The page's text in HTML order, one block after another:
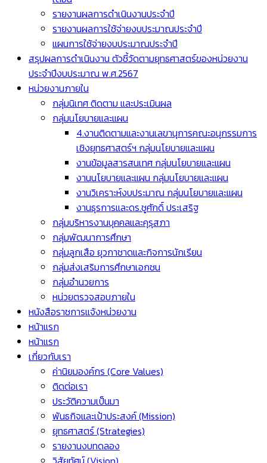
รายงานผลการดำเนินงานประจำปี
รายงานผลการใช้จ่ายงบประมาณประจำปี
แผนการใช้จ่ายงบประมาณประจำปี
สรุปผลการดำเนินงาน ตัวชี้วัดตามยุทธศาสตร์ของหน่วยงาน
ประจำปีงบประมาณ พ.ศ.2567
หน่วยงานภายใน
กลุ่มนิเทศ ติดตาม และประเมินผล
กลุ่มนโยบายและแผน
4.งานติดตามและงานเลขานุการคณะอนุกรรมการ
เชิงยุทธศาสตร์ฯ กลุ่มนโยบายและแผน
งานข้อมูลสารสนเทศ กลุ่มนโยบายและแผน
งานนโยบายและแผน กลุ่มนโยบายและแผน
งานวิเคราะห์งบประมาณ กลุ่มนโยบายและแผน
งานธุรการและดร.ชูศักดิ์ ประเสริฐ
กลุ่มบริหารงานบุคคลและคุรุสภา
กลุ่มพัฒนาการศึกษา
กลุ่มลูกเสือ ยุวกาชาดและกิจการนักเรียน
กลุ่มส่งเสริมการศึกษาเอกชน
กลุ่มอำนวยการ
หน่วยตรวจสอบภายใน
หนังสือราชการแจ้งหน่วยงาน
หน้าแรก
หน้าแรก
เกี่ยวกับเรา
ค่านิยมองค์กร (Core Values)
ติดต่อเรา
ประวัติความเป็นมา
พันธกิจและเป้าประสงค์ (Mission)
ยุทธศาสตร์ (Strategies)
รายงานงบทดลอง